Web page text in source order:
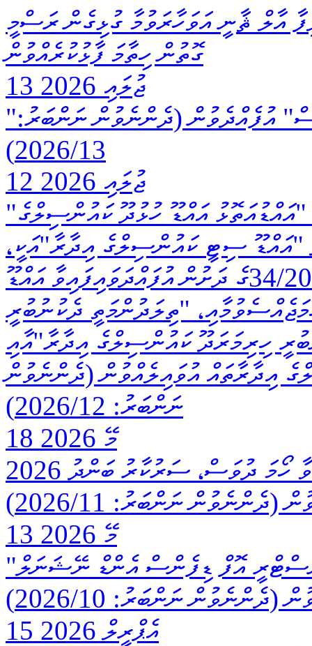
އާލް ޘާނީ އަވަހާރަވުމާ ގުޅިގެން ރަސްމީ
ގޮތުން ހިތާމަ ފާޅުކުރެއްވުން
13 ޖުލައި 2026
"ގްރޭޓަރ މާލެ ޓްރާންސްޕޯޓް އެންޑް މޮބިލިޓީ އޮފީސް" އުފެއްދެވުން (ދެންނެވުން ނަންބަރު:
2026/13)
12 ޖުލައި 2026
"އައްޑުއަތޮޅު އައްޑޫ މީދޫ ކައުންސިލްގެ އިދާރާ"އާއި "އައްޑުއަތޮޅު އައްޑޫ ހުޅުދޫ ކައުންސިލްގެ
"އައްޑޫ ސިޓީ ކައުންސިލްގެ އިދާރާ"އަކީ،
ރައީސުލްޖުމްހޫރިއްޔާގެ ޤަރާރު ނަންބަރު 34/2025ގެ ދަށުން އުފައްދަވައިފައިވާ އައްޑޫ
"ތިލަދުންމަތީ ދެކުނުބުރީ
ހިރިމަރަދޫ ކައުންސިލްގެ އިދާރާ"އާއި
އިދާރާތައް އުވައިލެއްވުން (ދެންނެވުން
ނަންބަރު: 2026/12)
18 މޭ 2026
2026 މޭ 24 ވާ އާދީއްތަ ދުވަހާއި، 2026 މޭ 25 ވާ ހޯމަ ދުވަސް، ސަރުކާރު ބަންދު
ނަންބަރު: 2026/11)
13 މޭ 2026
"މިނިސްޓްރީ އޮފް ޑިފެންސް"ގެ ނަން، "މިނިސްޓްރީ އޮފް ޑިފެންސް އެންޑް ނޭޝަނަލް
ނަންބަރު: 2026/10)
15 އެޕްރީލް 2026